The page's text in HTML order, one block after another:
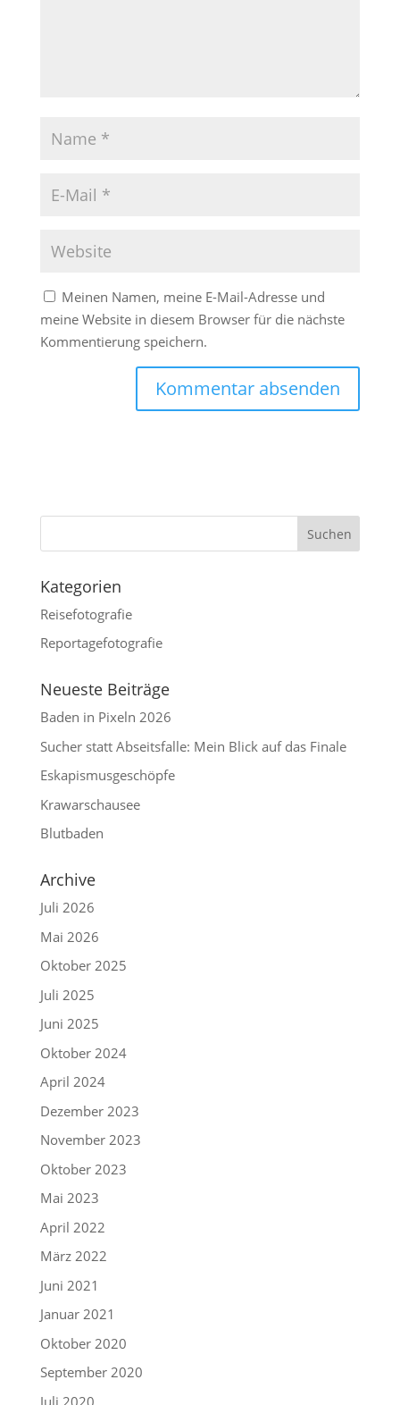
Meinen Namen, meine E-Mail-Adresse und
meine Website in diesem Browser für die nächste
Kommentierung speichern.
Kategorien
Reisefotografie
Reportagefotografie
Neueste Beiträge
Baden in Pixeln 2026
Sucher statt Abseitsfalle: Mein Blick auf das Finale
Eskapismusgeschöpfe
Krawarschausee
Blutbaden
Archive
Juli 2026
Mai 2026
Oktober 2025
Juli 2025
Juni 2025
Oktober 2024
April 2024
Dezember 2023
November 2023
Oktober 2023
Mai 2023
April 2022
März 2022
Juni 2021
Januar 2021
Oktober 2020
September 2020
Juli 2020